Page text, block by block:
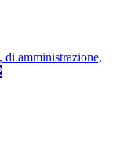
amministrazione,